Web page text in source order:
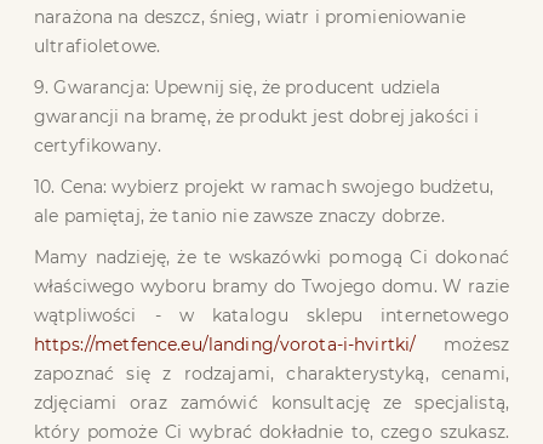
narażona na deszcz, śnieg, wiatr i promieniowanie
ultrafioletowe.
9. Gwarancja: Upewnij się, że producent udziela
gwarancji na bramę, że produkt jest dobrej jakości i
certyfikowany.
10. Cena: wybierz projekt w ramach swojego budżetu,
ale pamiętaj, że tanio nie zawsze znaczy dobrze.
Mamy nadzieję, że te wskazówki pomogą Ci dokonać
właściwego wyboru bramy do Twojego domu. W razie
wątpliwości - w katalogu sklepu internetowego
https://metfence.eu/landing/vorota-i-hvirtki/ możesz
zapoznać się z rodzajami, charakterystyką, cenami,
zdjęciami oraz zamówić konsultację ze specjalistą,
który pomoże Ci wybrać dokładnie to, czego szukasz.